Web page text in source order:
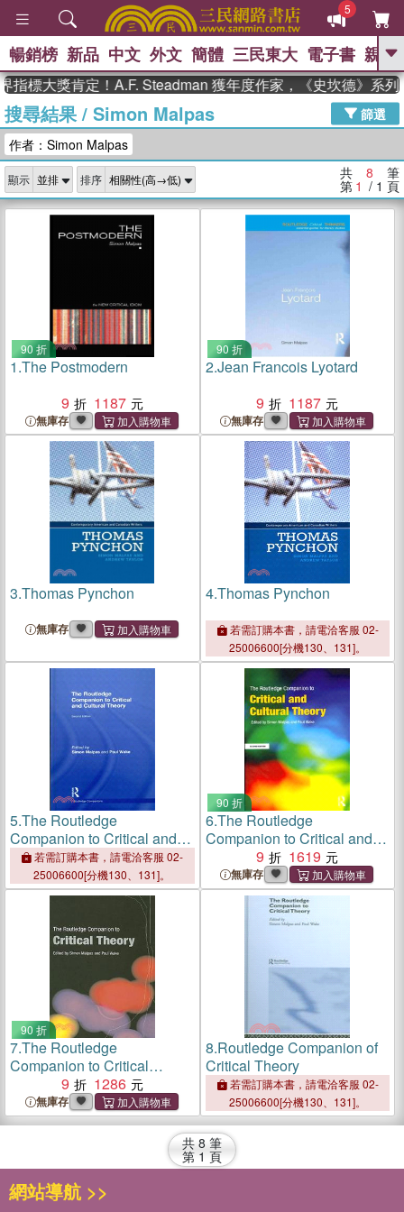
5
GO
熱搜： 高希均教授回憶錄
、 The Odyssey 、 父親節 、 如果歷
獎 臺灣漫遊錄 、 方念華 、 台灣的李
登輝時代
數學女孩：黎曼猜想 、
偉大的迷走神經
暢銷榜 新品 中文 外文 簡體 三民東大 電子書 親子
標大獎肯定！A.F. Steadman 獲年度作家，《史坎德》系列
搜尋結果/ Simon Malpas
篩選
作者：Simon Malpas
顯示 排序 共 8 筆
第 1 / 1 頁
90 折
1.The Postmodern
9
1187
無庫存
90 折
2.Jean Francois Lyotard
9
1187
無庫存
3.Thomas Pynchon
無庫存
4.Thomas Pynchon
若需訂購本書，請電洽客服 02-
25006600[分機130、131]。
5.The Routledge
Companion to Critical and
Cultural Theory
若需訂購本書，請電洽客服 02-
25006600[分機130、131]。
90 折
6.The Routledge
Companion to Critical and
Cultural Theory
9 1619
無庫存
90 折
7.The Routledge
Companion to Critical
9 1286
無庫存
8.Routledge Companion of
Critical Theory
若需訂購本書，請電洽客服 02-
25006600[分機130、131]。
共 8 筆
第 1 頁
網站導航 >>